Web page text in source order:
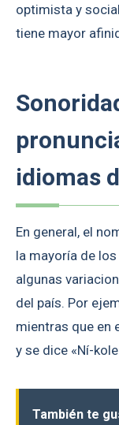
optimista y
tiene mayor
idiomas
En general, el
la mayoría de
algunas
del país. Por
mientras que en
y se dice «Ní-
También te